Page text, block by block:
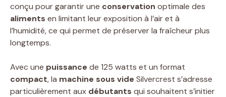
conçu pour garantir une conservation optimale des
aliments en limitant leur exposition à l’air et à
l’humidité, ce qui permet de préserver la fraîcheur plus
longtemps.
Avec une puissance de 125 watts et un format
compact, la machine sous vide Silvercrest s’adresse
particulièrement aux débutants qui souhaitent s’initier